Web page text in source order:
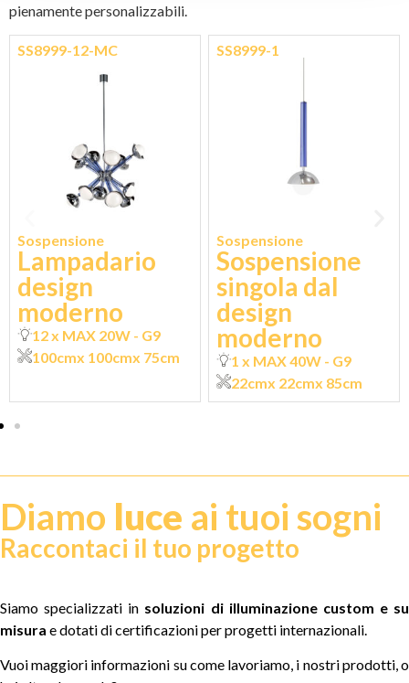
pienamente personalizzabili.
Sospensione
Lampadario
design
moderno
SS8999-12-MC
12 x MAX 20W - G9
100cmx 100cmx 75cm
Sospensione
Sospensione
singola dal
design
moderno
SS8999-1
1 x MAX 40W - G9
22cmx 22cmx 85cm
Diamo luce ai tuoi sogni
Raccontaci il tuo progetto
Siamo specializzati in soluzioni di illuminazione custom e su
misura e dotati di certificazioni per progetti internazionali.
Vuoi maggiori informazioni su come lavoriamo, i nostri prodotti, o